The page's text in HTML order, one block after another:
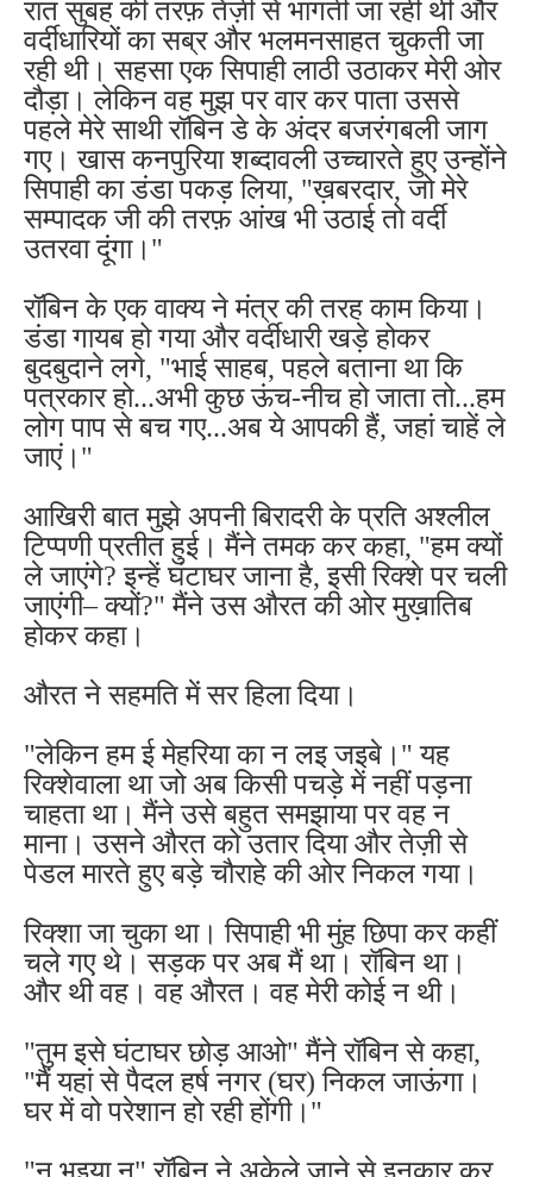
रात सुबह की तरफ़ तेज़ी से भागती जा रही थी और
वर्दीधारियों का सब्र और भलमनसाहत चुकती जा
रही थी। सहसा एक सिपाही लाठी उठाकर मेरी ओर
दौड़ा। लेकिन वह मुझ पर वार कर पाता उससे
पहले मेरे साथी रॉबिन डे के अंदर बजरंगबली जाग
गए। खास कनपुरिया शब्दावली उच्चारते हुए उन्होंने
सिपाही का डंडा पकड़ लिया, "ख़बरदार, जो मेरे
सम्पादक जी की तरफ़ आंख भी उठाई तो वर्दी
उतरवा दूंगा।"
रॉबिन के एक वाक्य ने मंत्र की तरह काम किया।
डंडा गायब हो गया और वर्दीधारी खड़े होकर
बुदबुदाने लगे, "भाई साहब, पहले बताना था कि
पत्रकार हो...अभी कुछ ऊंच-नीच हो जाता तो...हम
लोग पाप से बच गए...अब ये आपकी हैं, जहां चाहें ले
जाएं।"
आखिरी बात मुझे अपनी बिरादरी के प्रति अश्लील
टिप्पणी प्रतीत हुई। मैंने तमक कर कहा, "हम क्यों
ले जाएंगे? इन्हें घंटाघर जाना है, इसी रिक्शे पर चली
जाएंगी– क्यों?" मैंने उस औरत की ओर मुख़ातिब
होकर कहा।
औरत ने सहमति में सर हिला दिया।
"लेकिन हम ई मेहरिया का न लइ जइबे।" यह
रिक्शेवाला था जो अब किसी पचड़े में नहीं पड़ना
चाहता था। मैंने उसे बहुत समझाया पर वह न
माना। उसने औरत को उतार दिया और तेज़ी से
पेडल मारते हुए बड़े चौराहे की ओर निकल गया।
रिक्शा जा चुका था। सिपाही भी मुंह छिपा कर कहीं
चले गए थे। सड़क पर अब मैं था। रॉबिन था।
और थी वह। वह औरत। वह मेरी कोई न थी।
"तुम इसे घंटाघर छोड़ आओ" मैंने रॉबिन से कहा,
"मैं यहां से पैदल हर्ष नगर (घर) निकल जाऊंगा।
घर में वो परेशान हो रही होंगी।"